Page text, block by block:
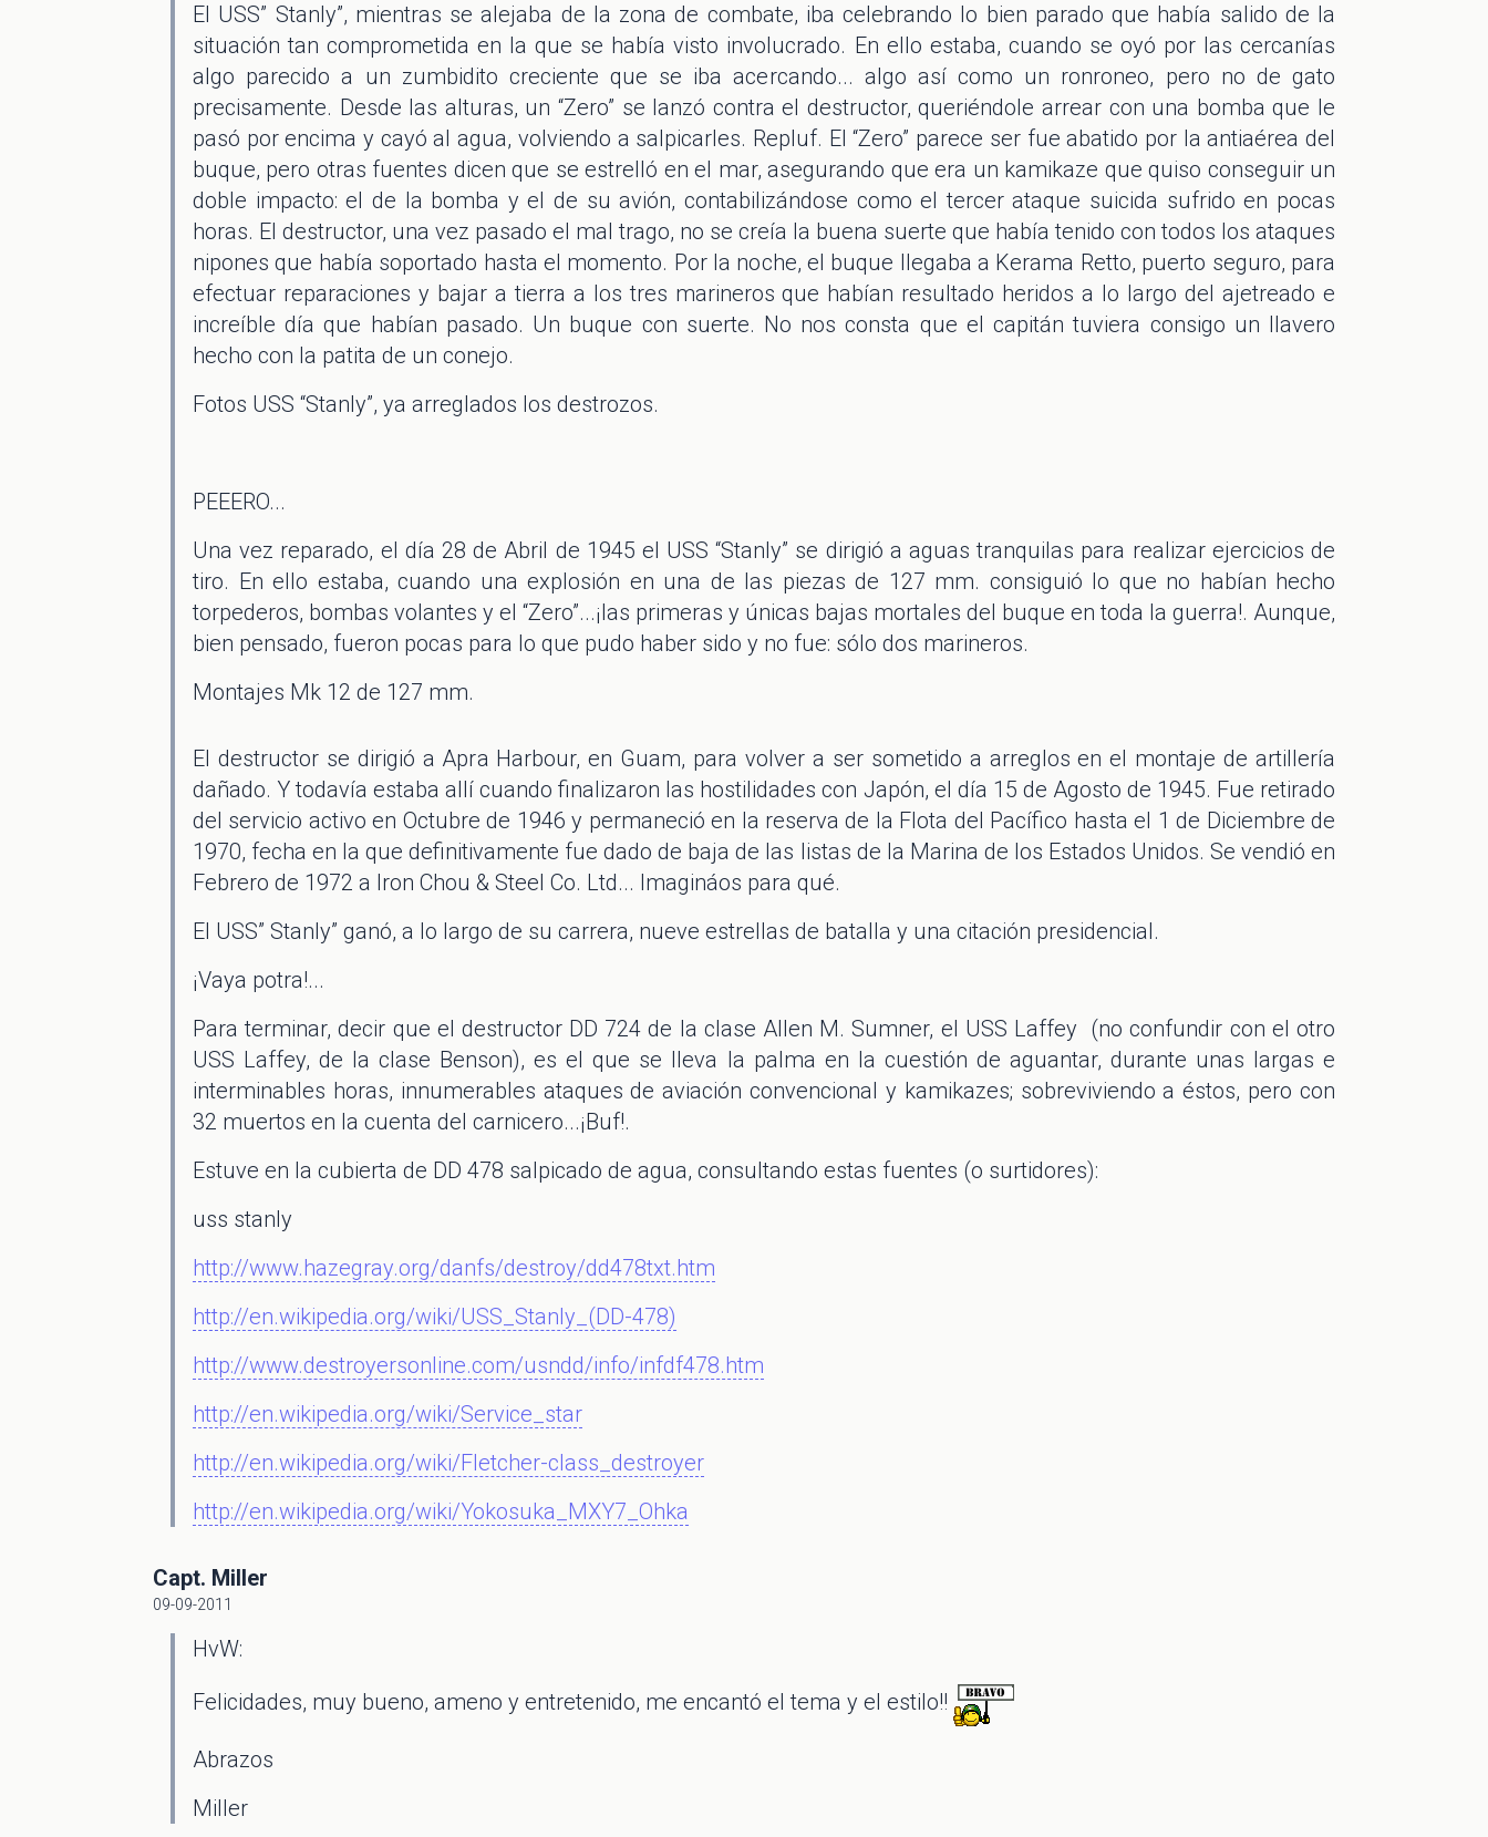
El USS” Stanly”, mientras se alejaba de la zona de combate, iba celebrando lo bien parado que había salido de la
situación tan comprometida en la que se había visto involucrado. En ello estaba, cuando se oyó por las cercanías
algo parecido a un zumbidito creciente que se iba acercando... algo así como un ronroneo, pero no de gato
precisamente. Desde las alturas, un “Zero” se lanzó contra el destructor, queriéndole arrear con una bomba que le
pasó por encima y cayó al agua, volviendo a salpicarles. Repluf. El “Zero” parece ser fue abatido por la antiaérea del
buque, pero otras fuentes dicen que se estrelló en el mar, asegurando que era un kamikaze que quiso conseguir un
doble impacto: el de la bomba y el de su avión, contabilizándose como el tercer ataque suicida sufrido en pocas
horas. El destructor, una vez pasado el mal trago, no se creía la buena suerte que había tenido con todos los ataques
nipones que había soportado hasta el momento. Por la noche, el buque llegaba a Kerama Retto, puerto seguro, para
efectuar reparaciones y bajar a tierra a los tres marineros que habían resultado heridos a lo largo del ajetreado e
increíble día que habían pasado. Un buque con suerte. No nos consta que el capitán tuviera consigo un llavero
hecho con la patita de un conejo.
Fotos USS “Stanly”, ya arreglados los destrozos.
PEEERO...
Una vez reparado, el día 28 de Abril de 1945 el USS “Stanly” se dirigió a aguas tranquilas para realizar ejercicios de
tiro. En ello estaba, cuando una explosión en una de las piezas de 127 mm. consiguió lo que no habían hecho
torpederos, bombas volantes y el “Zero”...¡las primeras y únicas bajas mortales del buque en toda la guerra!. Aunque,
bien pensado, fueron pocas para lo que pudo haber sido y no fue: sólo dos marineros.
Montajes Mk 12 de 127 mm.
El destructor se dirigió a Apra Harbour, en Guam, para volver a ser sometido a arreglos en el montaje de artillería
dañado. Y todavía estaba allí cuando finalizaron las hostilidades con Japón, el día 15 de Agosto de 1945. Fue retirado
del servicio activo en Octubre de 1946 y permaneció en la reserva de la Flota del Pacífico hasta el 1 de Diciembre de
1970, fecha en la que definitivamente fue dado de baja de las listas de la Marina de los Estados Unidos. Se vendió en
Febrero de 1972 a Iron Chou & Steel Co. Ltd... Imagináos para qué.
El USS” Stanly” ganó, a lo largo de su carrera, nueve estrellas de batalla y una citación presidencial.
¡Vaya potra!...
Para terminar, decir que el destructor DD 724 de la clase Allen M. Sumner, el USS Laffey (no confundir con el otro
USS Laffey, de la clase Benson), es el que se lleva la palma en la cuestión de aguantar, durante unas largas e
interminables horas, innumerables ataques de aviación convencional y kamikazes; sobreviviendo a éstos, pero con
32 muertos en la cuenta del carnicero...¡Buf!.
Estuve en la cubierta de DD 478 salpicado de agua, consultando estas fuentes (o surtidores):
uss stanly
http://www.hazegray.org/danfs/destroy/dd478txt.htm
http://en.wikipedia.org/wiki/USS_Stanly_(DD-478)
http://www.destroyersonline.com/usndd/info/infdf478.htm
http://en.wikipedia.org/wiki/Service_star
http://en.wikipedia.org/wiki/Fletcher-class_destroyer
http://en.wikipedia.org/wiki/Yokosuka_MXY7_Ohka
Capt. Miller
09-09-2011
HvW:
Felicidades, muy bueno, ameno y entretenido, me encantó el tema y el estilo!!
Abrazos
Miller